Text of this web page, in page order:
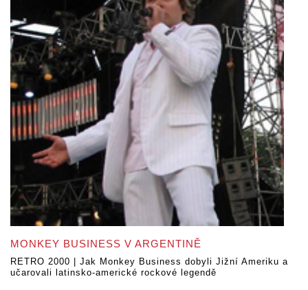
MONKEY BUSINESS V ARGENTINĚ
RETRO 2000 | Jak Monkey Business dobyli Jižní Ameriku a
učarovali latinsko-americké rockové legendě